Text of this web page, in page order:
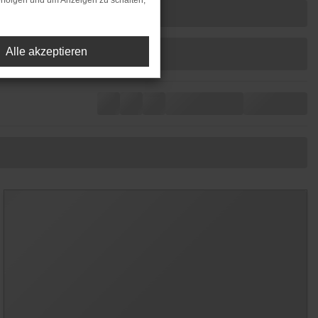
Alle akzeptieren